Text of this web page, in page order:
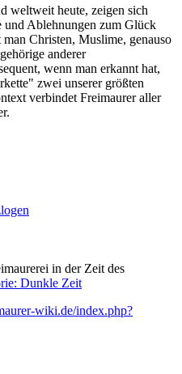
weltweit heute, zeigen sich
und Ablehnungen zum Glück
Christen, Muslime, genauso
anderer
wenn man erkannt hat,
zwei unserer größten
verbindet Freimaurer aller
in der Zeit des
Dunkle Zeit
wiki.de/index.php?